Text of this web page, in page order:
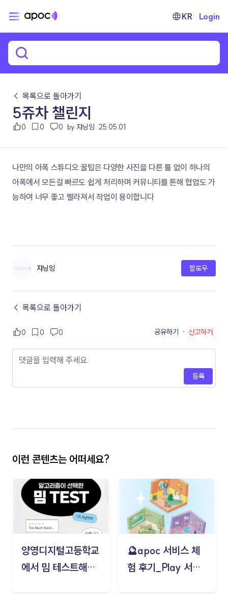
KR Login
← 목록으로 돌아가기
5쥬차 챌린지
0 0 0 by 쟈닝잉 25.05.01
나만의 아폭 스튜디오 꿀팁은 다양한 사진을 다른 툴 없이 하나의
아폭에서 모든걸 빠르도 쉽게 처리하며 커뮤니티를 톤해 협업도 가
능하여 너무 좋고 빨라져서 작업이 용이합니다
쟈닝잉 팔로우
← 목록으로 돌아가기
0 0 0 공유하기 · 신고하기
등록
이런 콘텐츠는 어떠세요?
양영디지털고등학교
에서 밈 테스트해보
🔮apoc 서비스 체
험 후기_Play 서비